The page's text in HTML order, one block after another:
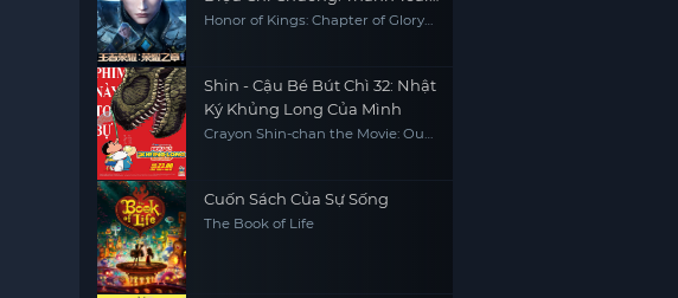
Nguyệt (Phần 2)
Honor of Kings: Chapter of Glory
Shin - Cậu Bé Bút Chì 32: Nhật
Ký Khủng Long Của Mình
Crayon Shin-chan the Movie: Our
Cuốn Sách Của Sự Sống
The Book of Life